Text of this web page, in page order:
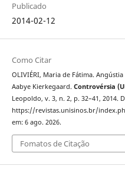
Publicado
2014-02-12
Como Citar
OLIVIÉRI, Maria de Fátima.
Aabye Kierkegaard. Controvérsia
Leopoldo, v. 3, n. 2, p. 32–41, 2014.
https://revistas.unisinos.br/
em: 6 ago. 2026.
Fomatos de Citação